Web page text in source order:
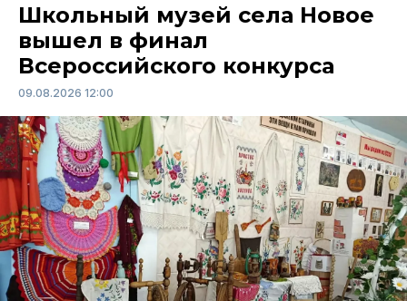
Школьный музей села Новое
вышел в финал
Всероссийского конкурса
09.08.2026 12:00